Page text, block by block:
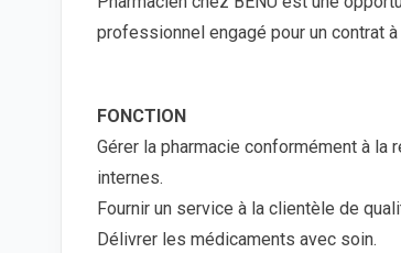
professionnel engagé pour un contrat
FONCTION
Gérer la pharmacie conformément à la
internes.
Fournir un service à la clientèle de
Délivrer les médicaments avec soin.